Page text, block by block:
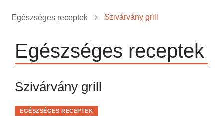
Egészséges receptek Szivárvány grill
Egészséges receptek
Szivárvány grill
EGÉSZSÉGES RECEPTEK